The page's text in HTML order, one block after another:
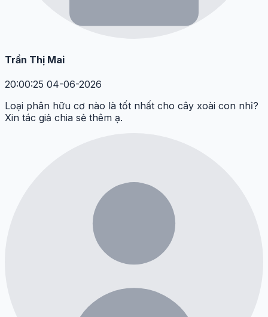
Trần Thị Mai
20:00:25 04-06-2026
Loại phân hữu cơ nào là tốt nhất cho cây xoài con nhỉ?
Xin tác giả chia sẻ thêm ạ.